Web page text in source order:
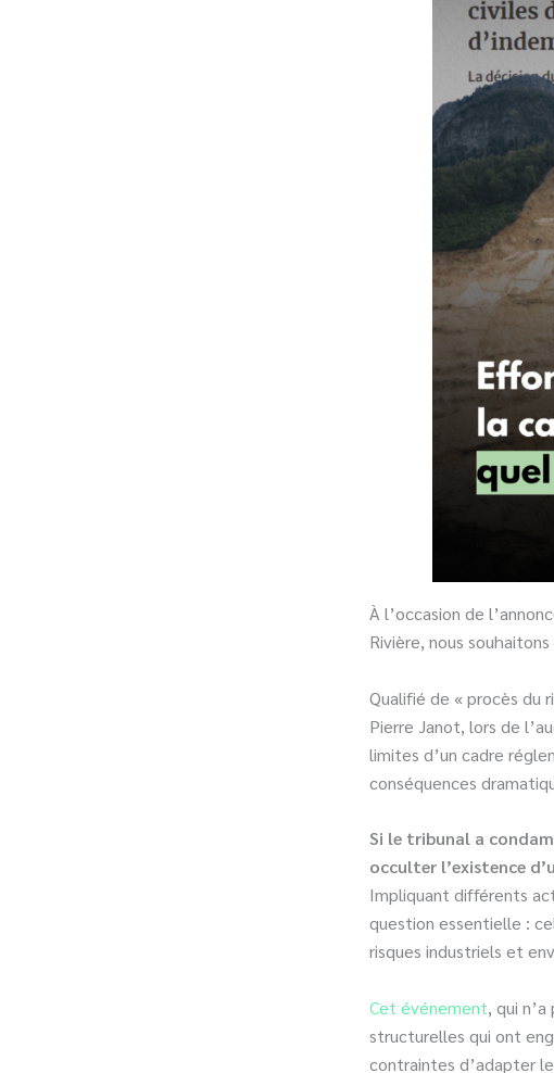
À l’occasion de
Rivière, nous
Qualifié de « procès du
Pierre Janot, lors de
limites d’un cadre
conséquences
Si le tribunal a
occulter l’existence
Impliquant différents
question essentielle :
risques industriels et
Cet événement, qui
structurelles qui ont
contraintes d’adapter